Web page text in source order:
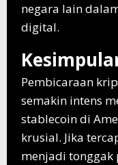
negara lain
digital.
Pembicaraan
semakin intens
stablecoin di
krusial. Jika
menjadi